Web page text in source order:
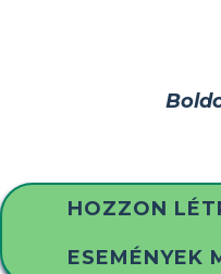
HOZZON
ESEMÉNYEK